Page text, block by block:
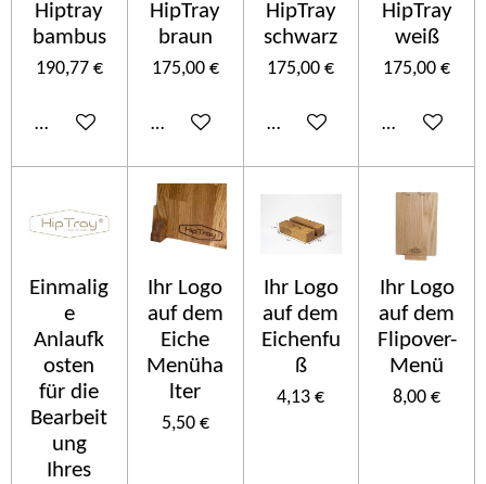
Hiptray
bambus
190,77 €
Añadir al carrito
HipTray
braun
175,00 €
Añadir al carrito
HipTray
schwarz
175,00 €
Añadir al carrito
HipTray
weiß
175,00 €
Añadir al
Einmalig
e
Anlaufk
osten
für die
Bearbeit
ung
Ihres
Ihr Logo
auf dem
Eiche
Menüha
lter
5,50 €
Ihr Logo
auf dem
Eichenfu
ß
4,13 €
Ihr Logo
auf dem
Flipover-
Menü
8,00 €